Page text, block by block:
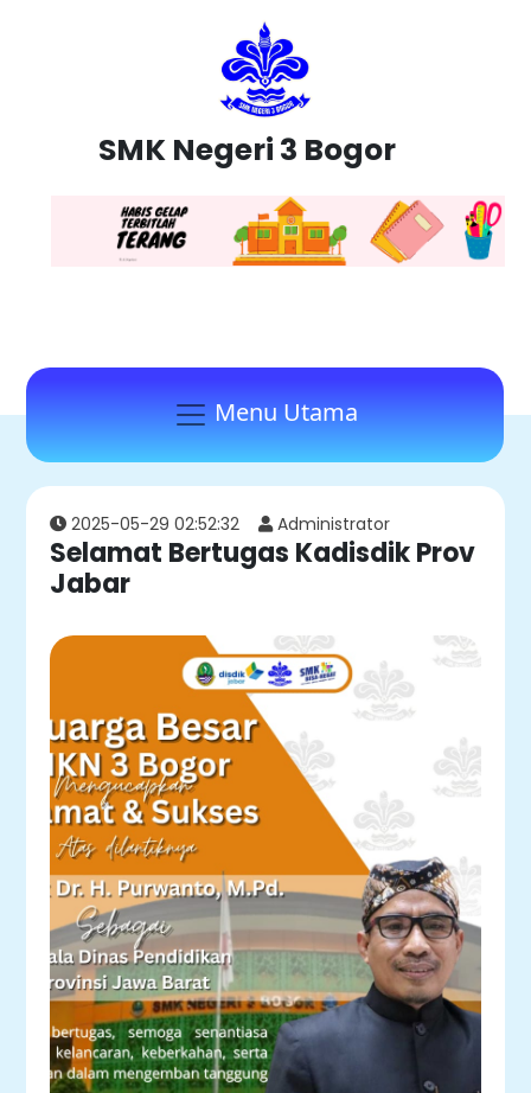
SMK Negeri 3 Bogor
Menu Utama
2025-05-29 02:52:32 Administrator
Selamat Bertugas Kadisdik Prov
Jabar